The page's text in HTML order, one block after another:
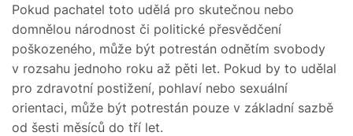
Pokud pachatel toto udělá pro skutečnou nebo
domnělou národnost či politické přesvědčení
poškozeného, může být potrestán odnětím svobody
v rozsahu jednoho roku až pěti let. Pokud by to udělal
pro zdravotní postižení, pohlaví nebo sexuální
orientaci, může být potrestán pouze v základní sazbě
od šesti měsíců do tří let.